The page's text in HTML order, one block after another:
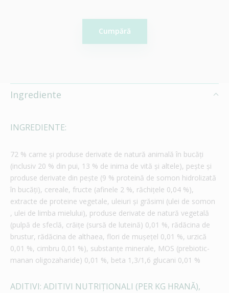
Cumpără
Ingrediente
INGREDIENTE:
72 % carne și produse derivate de natură animală în bucăți
(inclusiv 20 % din pui, 13 % de inima de vită și altele), pește și
produse derivate din pește (9 % proteină de somon hidrolizată
în bucăți), cereale, fructe (afinele 2 %, răchiţele 0,04 %),
extracte de proteine vegetale, uleiuri și grăsimi (ulei de somon
, ulei de limba mielului), produse derivate de natură vegetală
(pulpă de sfeclă, crăițe (sursă de luteină) 0,01 %, rădăcina de
brustur, rădăcina de althaea, flori de muşeţel 0,01 %, urzică
0,01 %, cimbru 0,01 %), substanțe minerale, MOS (prebiotic-
manan oligozaharide) 0,01 %, beta 1,3/1,6 glucani 0,01 %
ADITIVI: ADITIVI NUTRIȚIONALI (PER KG HRANĂ),